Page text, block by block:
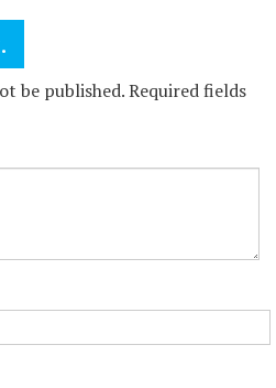
be published. Required fields